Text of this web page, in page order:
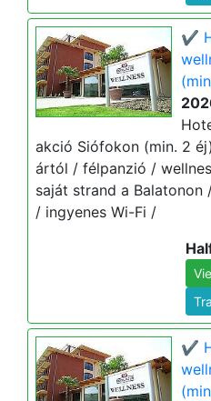
✔️
akció Siófokon (min. 2
ártól / félpanzió /
saját strand a
/ ingyenes Wi-Fi /
✔️